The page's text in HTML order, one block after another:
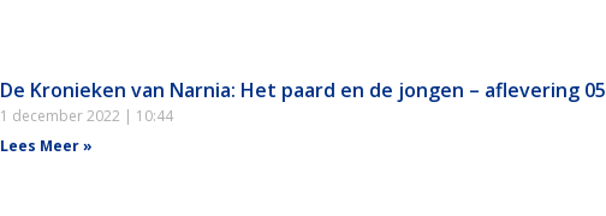
De Kronieken van Narnia: Het paard en de jongen – aflevering 05
1 december 2022
10:44
Lees Meer »